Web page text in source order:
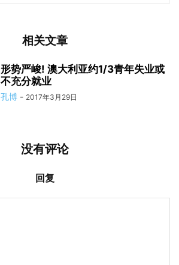
相关文章
形势严峻! 澳大利亚约1/3青年失业或
不充分就业
孔博 - 2017年3月29日
没有评论
回复